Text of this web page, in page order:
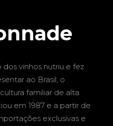
dos vinhos nutriu e fez
ao Brasil, o
familiar de alta
em 1987 e a partir de
exclusivas e